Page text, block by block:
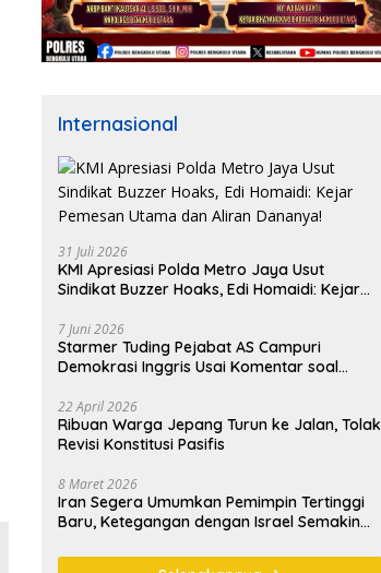
Internasional
31 Juli 2026
KMI Apresiasi Polda Metro Jaya Usut
Sindikat Buzzer Hoaks, Edi Homaidi: Kejar
7 Juni 2026
Starmer Tuding Pejabat AS Campuri
Demokrasi Inggris Usai Komentar soal
22 April 2026
Ribuan Warga Jepang Turun ke Jalan, Tolak
Revisi Konstitusi Pasifis
8 Maret 2026
Iran Segera Umumkan Pemimpin Tertinggi
Baru, Ketegangan dengan Israel Semakin